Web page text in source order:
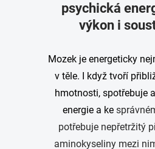
psychická
výkon i
Mozek je energeticky
v těle. I když tvoří
hmotnosti, spotřebuje
energie a ke
potřebuje nepřetržitý
aminokyseliny mezi